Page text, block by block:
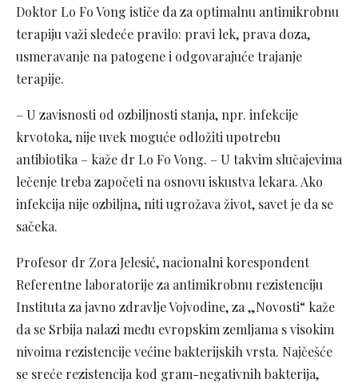
Doktor Lo Fo Vong ističe da za optimalnu antimikrobnu
terapiju važi sledeće pravilo: pravi lek, prava doza,
usmeravanje na patogene i odgovarajuće trajanje
terapije.
– U zavisnosti od ozbiljnosti stanja, npr. infekcije
krvotoka, nije uvek moguće odložiti upotrebu
antibiotika – kaže dr Lo Fo Vong. – U takvim slučajevima
lečenje treba započeti na osnovu iskustva lekara. Ako
infekcija nije ozbiljna, niti ugrožava život, savet je da se
sačeka.
Profesor dr Zora Jelesić, nacionalni korespondent
Referentne laboratorije za antimikrobnu rezistenciju
Instituta za javno zdravlje Vojvodine, za „Novosti“ kaže
da se Srbija nalazi među evropskim zemljama s visokim
nivoima rezistencije većine bakterijskih vrsta. Najčešće
se sreće rezistencija kod gram-negativnih bakterija,